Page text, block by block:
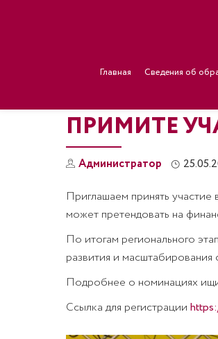
Главная Сведения об
ПРИМИТЕ
Администратор
Приглашаем принять
может претендовать на
По итогам регионального
развития и
Подробнее о номинациях
Ссылка для регистрации